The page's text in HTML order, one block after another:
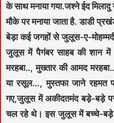
के साथ मनाया गया.जश्ने ईद
मौके पर मनाया जाता है. डाडी
बेड़ा कई जगहों से जुलूस-ए-
जुलूस में पैगंबर साहब की शान में
मरहबा.., मुख्तार की आमद
या रसूल…, मुस्तफा जाने रहमत
गए,जुलूस में अकीदतमंद बड़े-बड़े
चल रहे थे। इस जुलूस में बच्चे-बड़े